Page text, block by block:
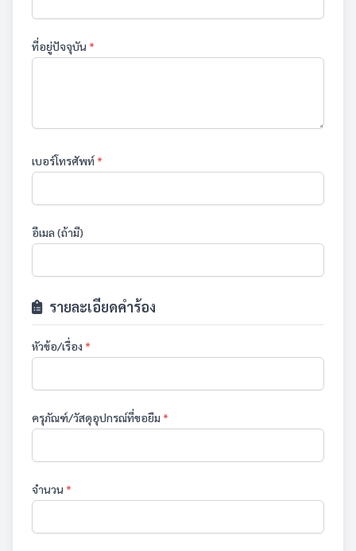
ที่อยู่ปัจจุบัน *
เบอร์โทรศัพท์ *
อีเมล (ถ้ามี)
รายละเอียดคำร้อง
หัวข้อ/เรื่อง *
ครุภัณฑ์/วัสดุอุปกรณ์ที่ขอยืม *
จำนวน *